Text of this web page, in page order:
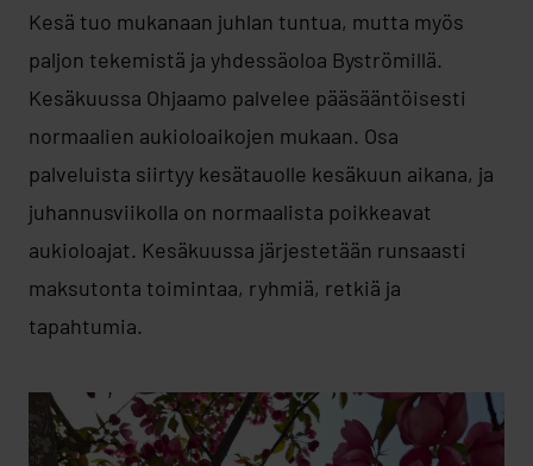
Kesä tuo mukanaan juhlan tuntua, mutta myös
paljon tekemistä ja yhdessäoloa Byströmillä.
Kesäkuussa Ohjaamo palvelee pääsääntöisesti
normaalien aukioloaikojen mukaan. Osa
palveluista siirtyy kesätauolle kesäkuun aikana, ja
juhannusviikolla on normaalista poikkeavat
aukioloajat. Kesäkuussa järjestetään runsaasti
maksutonta toimintaa, ryhmiä, retkiä ja
tapahtumia.